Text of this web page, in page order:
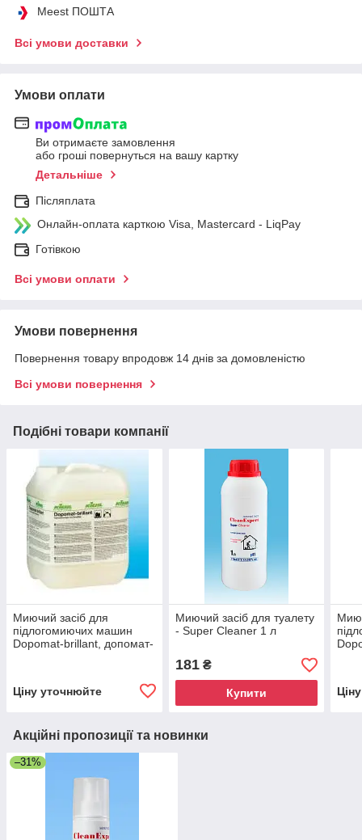
Meest ПОШТА
Всі умови доставки
Умови оплати
Ви отримаєте замовлення
або гроші повернуться на вашу картку
Детальніше
Післяплата
Онлайн-оплата карткою Visa, Mastercard - LiqPay
Готівкою
Всі умови оплати
Умови повернення
Повернення товару впродовж 14 днів за домовленістю
Всі умови повернення
Подібні товари компанії
Миючий засіб для
підлогомиючих машин
Dopomat-brillant, допомат-
Ціну уточнюйте
Миючий засіб для туалету
- Super Cleaner 1 л
181₴
Купити
Акційні пропозиції та новинки
–31%